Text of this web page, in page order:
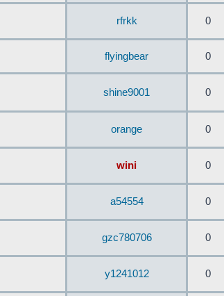
rfrkk 0
flyingbear 0
shine9001 0
orange 0
wini 0
a54554 0
gzc780706 0
y1241012 0